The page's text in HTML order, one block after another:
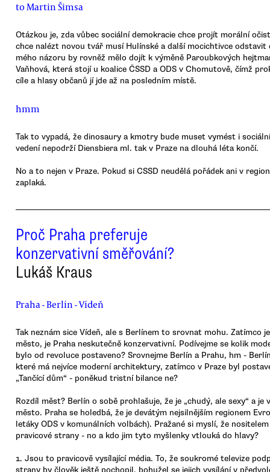
to Martin Šimsa
Otázkou je, zda vůbec sociální demokracie chce projít morální
chce nalézt novou tvář musí Hulínské a další mocichtivce odstavit
mého názoru by rovněž mělo dojít k výměně Paroubkových
Vaňhová, která stojí u koalice ČSSD a ODS v Chomutově, čímž
cíle a hlasy občanů jí jde až na posledním místě.
hmm
Tak to vypadá, že dinosaury a kmotry bude muset vymést i
vedení nepodrží Diensbiera ml. tak v Praze na dlouhá léta končí.
No a to nejen v Praze. Pokud si CSSD neudělá pořádek ani v
zaplaká.
Proč Praha preferuje
konzervativní směřování?
Lukáš Kraus
Praha - Berlín - Vídeň
Tak neznám sice Vídeň, ale s Berlínem to srovnat mohu. Zatímco
město, je Praha neskutečně konzervativní. Podívejme se kolik
bylo od revoluce postaveno? Srovnejme Berlín a Prahu, hm -
které má nejvíce moderní architektury, zatímco v Praze byl
„Tančící dům“ - poněkud tristní bilance ne?
Rozdíl měst? Berlín o sobě prohlašuje, že je „chudý, ale sexy“ a je
město. Praha se holedbá, že je devátým nejsilnějším regionem
letáky ODS v komunálních volbách). Pražané si myslí, že
pravicové strany - no a kdo jim tyto myšlenky vtlouká do hlavy?
1. Jsou to pravicově vysílající média. To, že soukromé televize
strany by člověk ještě pochopil, bohužel se jejich vysílání v